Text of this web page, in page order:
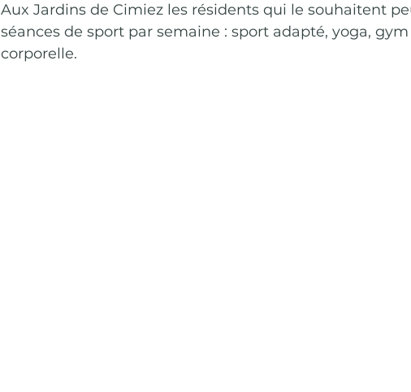
Aux Jardins de Cimiez les résidents qui le souhaitent
séances de sport par semaine : sport adapté, yoga,
corporelle.